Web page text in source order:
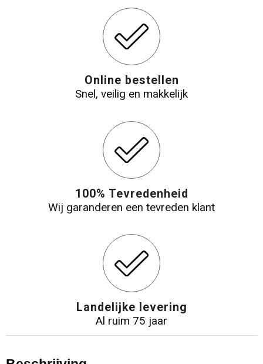
Online bestellen
Snel, veilig en makkelijk
100% Tevredenheid
Wij garanderen een tevreden klant
Landelijke levering
Al ruim 75 jaar